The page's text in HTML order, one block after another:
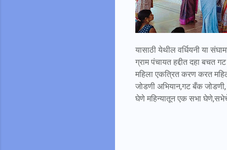
यासाठी येथील वर्धियनी या
ग्राम पंचायत हद्दीत दहा बचत
महिला एकत्रित करण करत
जोडणी अभियान,गट बँक जोडणी,
घेणे महिन्यातून एक सभा